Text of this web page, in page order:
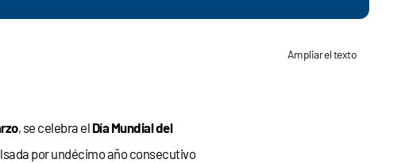
Ampliar el texto
, se celebra el Día Mundial del
por undécimo año consecutivo